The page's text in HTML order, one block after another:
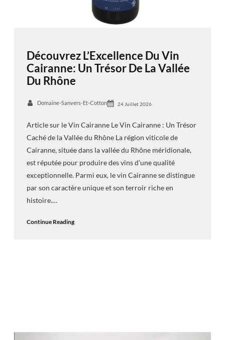
Découvrez L’Excellence Du Vin
Cairanne: Un Trésor De La Vallée
Du Rhône
Domaine-Sanvers-Et-Cotton 24 Juillet 2026
Article sur le Vin Cairanne Le Vin Cairanne : Un Trésor
Caché de la Vallée du Rhône La région viticole de
Cairanne, située dans la vallée du Rhône méridionale,
est réputée pour produire des vins d’une qualité
exceptionnelle. Parmi eux, le vin Cairanne se distingue
par son caractère unique et son terroir riche en
histoire.…
Continue Reading